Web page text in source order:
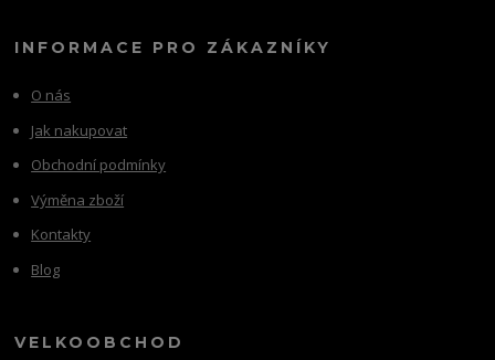
INFORMACE PRO ZÁKAZNÍKY
O nás
Jak nakupovat
Obchodní podmínky
Výměna zboží
Kontakty
Blog
VELKOOBCHOD